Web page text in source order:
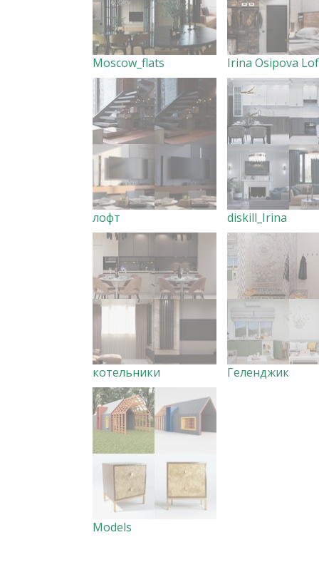
Moscow_flats Irina Osipova
лофт diskill_Irina
котельники Геленджик
Models